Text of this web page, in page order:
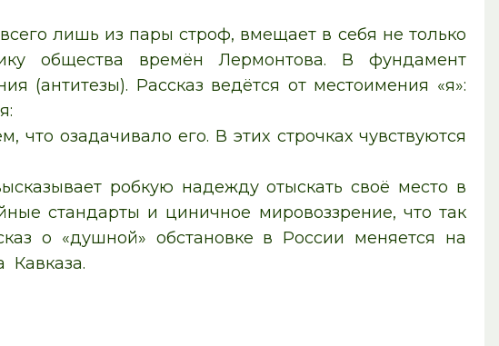
лишь из пары строф, вмещает в себя не только
общества времён Лермонтова. В фундамент
(антитезы). Рассказ ведётся от местоимения «я»:
что озадачивало его. В этих строчках чувствуются
робкую надежду отыскать своё место в
стандарты и циничное мировоззрение, что так
о «душной» обстановке в России меняется на
Кавказа.